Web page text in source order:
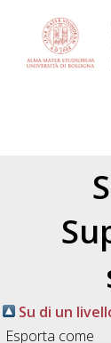
Su di un
Esporta come